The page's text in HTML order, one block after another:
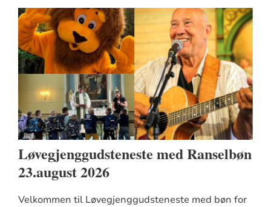
Løvegjenggudsteneste med Ranselbøn
23.august 2026
Velkommen til Løvegjenggudsteneste med bøn for